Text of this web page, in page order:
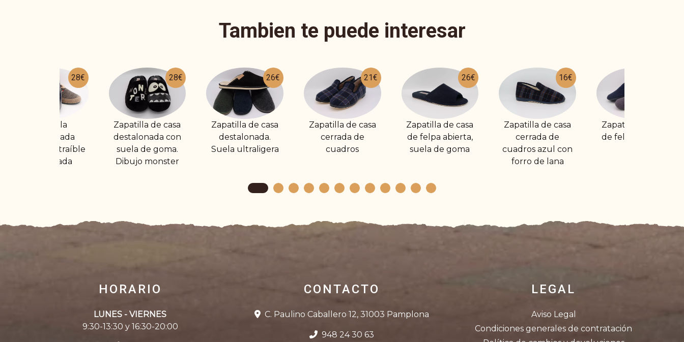
Tambien te puede interesar
28€
Zapatilla de casa
destalonada con
suela de goma.
Dibujo monster
26€
Zapatilla de casa
destalonada.
Suela ultraligera
21€
Zapatilla de casa
cerrada de
cuadros
26€
Zapatilla de casa
de felpa abierta,
suela de goma
16€
Zapatilla de casa
cerrada de
cuadros azul con
28€
Zapatilla de casa
de felpa cerrada
Zapatilla de casa
destalonada
HORARIO
LUNES - VIERNES
9:30-13:30 y 16:30-20:00
CONTACTO
C. Paulino Caballero 12, 31003 Pamplona
948 24 30 63
LEGAL
Aviso Legal
Condiciones generales de contratación